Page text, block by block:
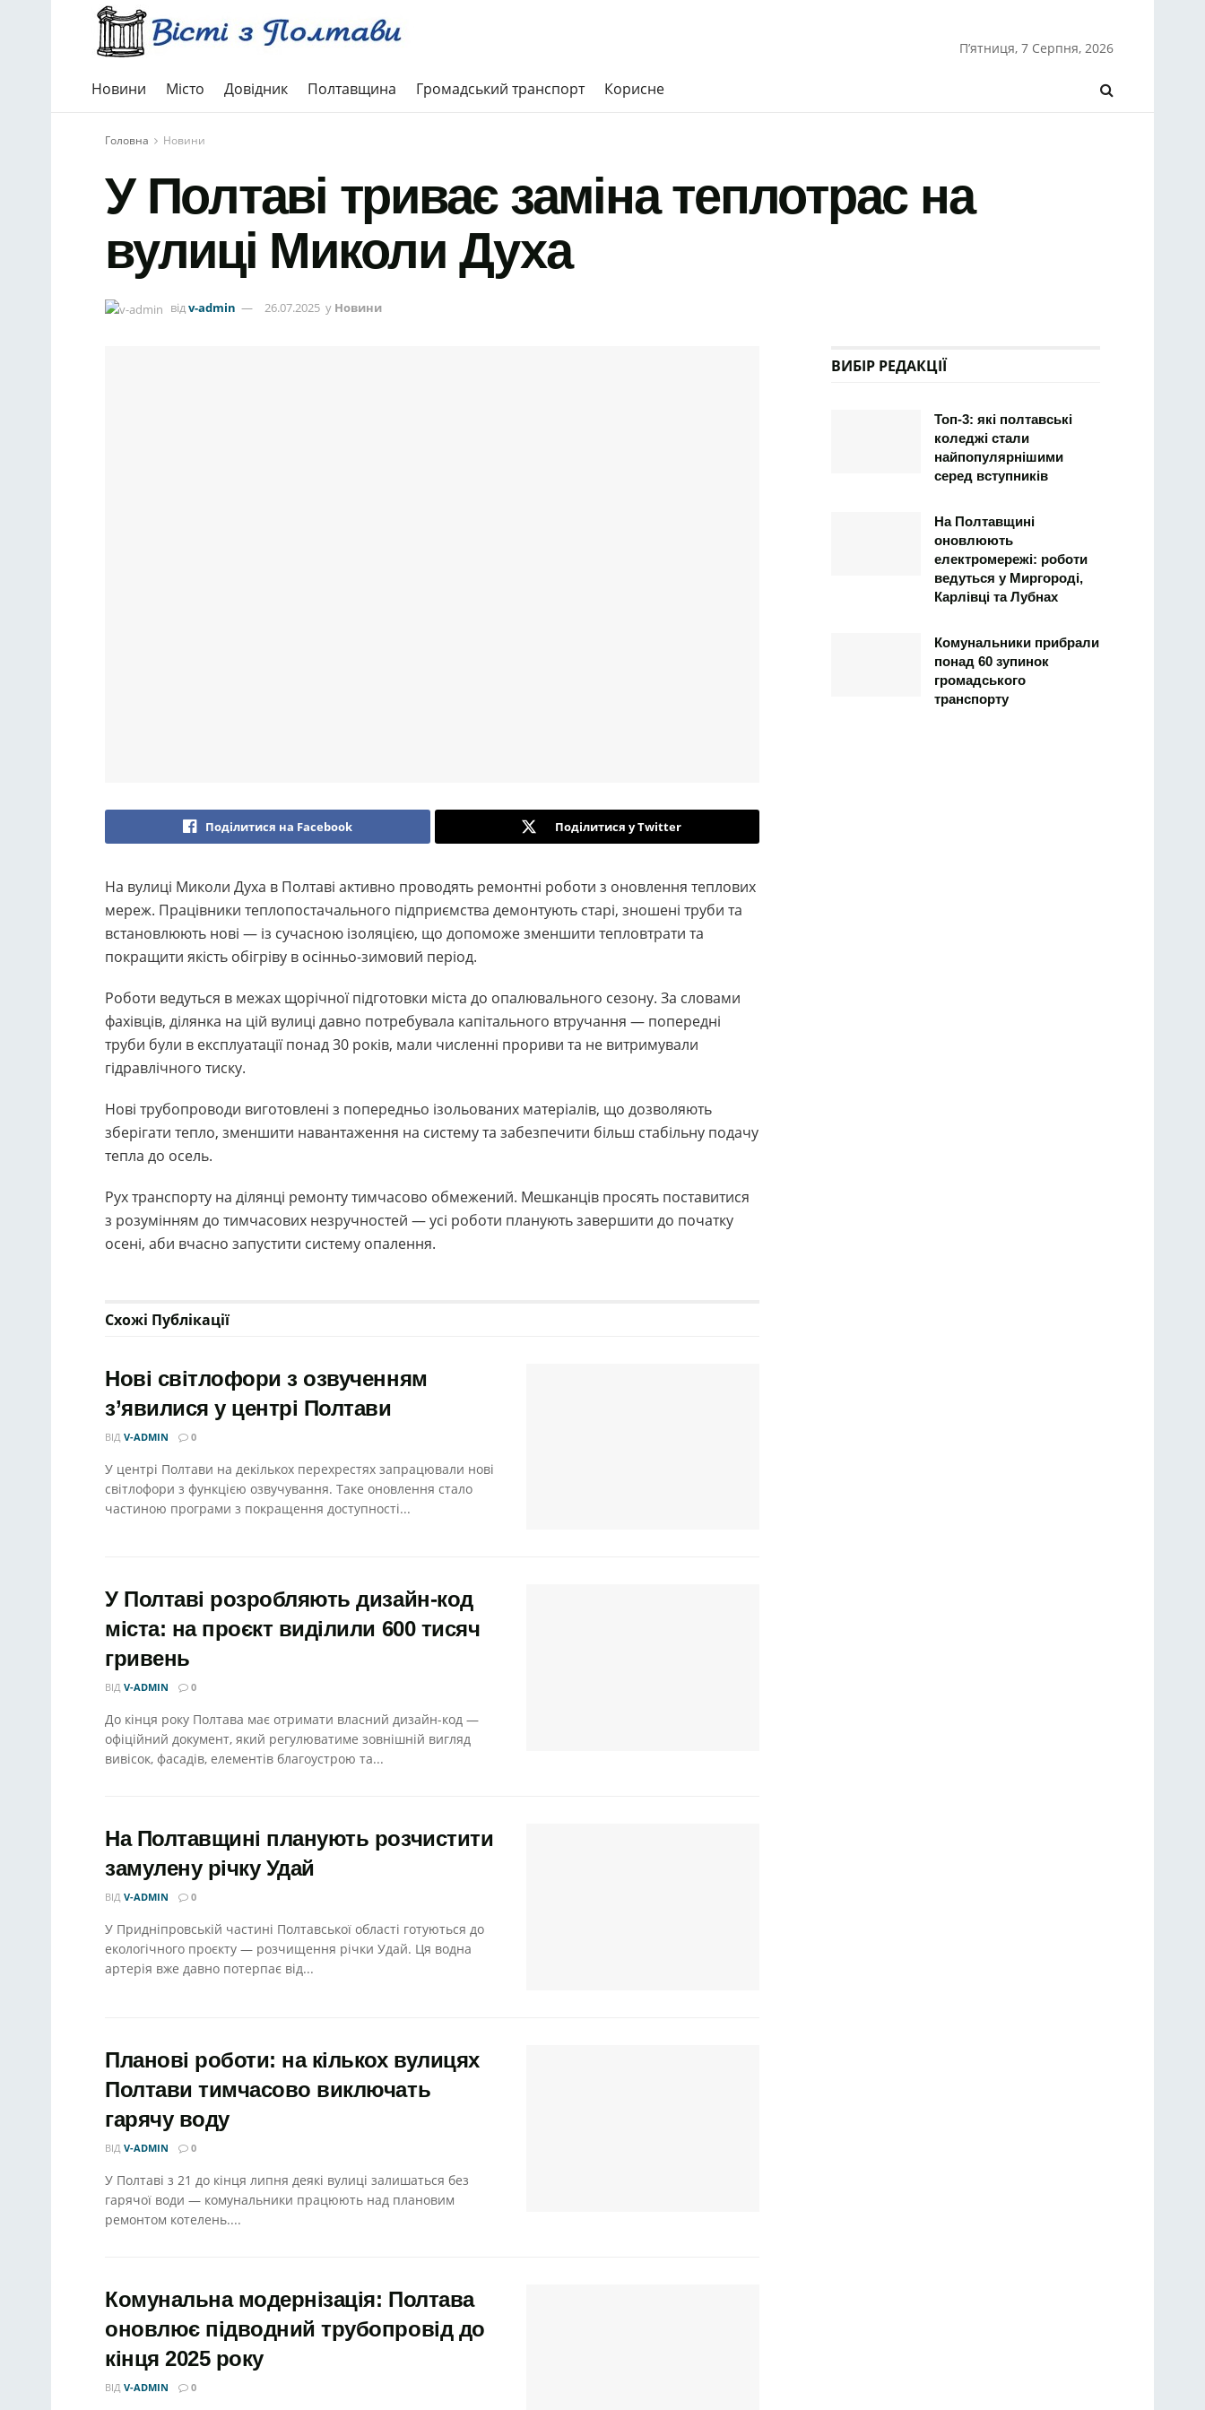
П’ятниця, 7 Серпня, 2026
Новини Місто Довідник Полтавщина Громадський транспорт Корисне
Головна Новини
У Полтаві триває заміна теплотрас на
вулиці Миколи Духа
відv-admin 26.07.2025 у Новини
Поділитися на Facebook Поділитися у Twitter
На вулиці Миколи Духа в Полтаві активно проводять ремонтні роботи з оновлення теплових
мереж. Працівники теплопостачального підприємства демонтують старі, зношені труби та
встановлюють нові — із сучасною ізоляцією, що допоможе зменшити тепловтрати та
покращити якість обігріву в осінньо-зимовий період.
Роботи ведуться в межах щорічної підготовки міста до опалювального сезону. За словами
фахівців, ділянка на цій вулиці давно потребувала капітального втручання — попередні
труби були в експлуатації понад 30 років, мали численні прориви та не витримували
гідравлічного тиску.
Нові трубопроводи виготовлені з попередньо ізольованих матеріалів, що дозволяють
зберігати тепло, зменшити навантаження на систему та забезпечити більш стабільну подачу
тепла до осель.
Рух транспорту на ділянці ремонту тимчасово обмежений. Мешканців просять поставитися
з розумінням до тимчасових незручностей — усі роботи планують завершити до початку
осені, аби вчасно запустити систему опалення.
Схожі Публікації
Нові світлофори з озвученням
з’явилися у центрі Полтави
ВІД V-ADMIN 0
У центрі Полтави на декількох перехрестях запрацювали нові
світлофори з функцією озвучування. Таке оновлення стало
частиною програми з покращення доступності...
У Полтаві розробляють дизайн-код
міста: на проєкт виділили 600 тисяч
гривень
ВІД V-ADMIN 0
До кінця року Полтава має отримати власний дизайн-код —
офіційний документ, який регулюватиме зовнішній вигляд
вивісок, фасадів, елементів благоустрою та...
На Полтавщині планують розчистити
замулену річку Удай
ВІД V-ADMIN 0
У Придніпровській частині Полтавської області готуються до
екологічного проєкту — розчищення річки Удай. Ця водна
артерія вже давно потерпає від...
Планові роботи: на кількох вулицях
Полтави тимчасово виключать
гарячу воду
ВІД V-ADMIN 0
У Полтаві з 21 до кінця липня деякі вулиці залишаться без
гарячої води — комунальники працюють над плановим
ремонтом котелень....
Комунальна модернізація: Полтава
оновлює підводний трубопровід до
кінця 2025 року
ВІД V-ADMIN 0
ВИБІР РЕДАКЦІЇ
Топ-3: які полтавські
коледжі стали
найпопулярнішими
серед вступників
На Полтавщині
оновлюють
електромережі: роботи
ведуться у Миргороді,
Карлівці та Лубнах
Комунальники прибрали
понад 60 зупинок
громадського
транспорту